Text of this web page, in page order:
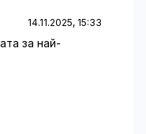
14.11.2025, 15:33
за най-